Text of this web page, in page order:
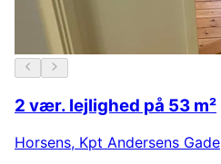
2 vær. lejlighed på 53 m²
Horsens, Kpt Andersens Gade